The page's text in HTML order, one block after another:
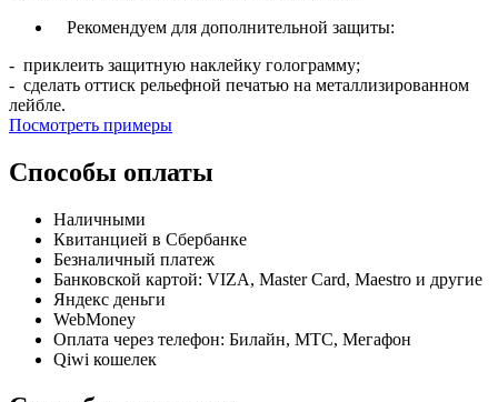
Рекомендуем для дополнительной защиты:
- приклеить защитную наклейку голограмму;
- сделать оттиск рельефной печатью на металлизированном
лейбле.
Посмотреть примеры
Способы оплаты
Наличными
Квитанцией в Сбербанке
Безналичный платеж
Банковской картой: VIZA, Master Card, Maestro и другие
Яндекс деньги
WebMoney
Оплата через телефон: Билайн, МТС, Мегафон
Qiwi кошелек